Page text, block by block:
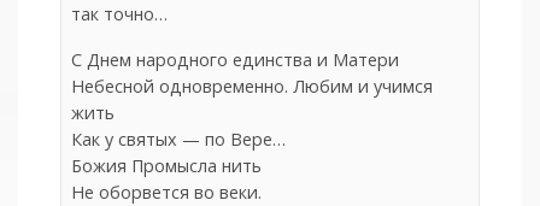
так точно…
С Днем народного единства и Матери
Небесной одновременно. Любим и учимся
жить
Как у святых — по Вере…
Божия Промысла нить
Не оборвется во веки.